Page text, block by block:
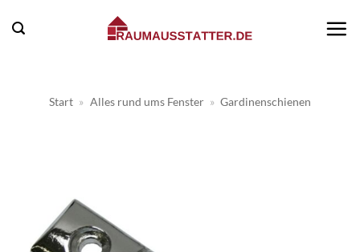
Inhalt
Start » Alles rund ums Fenster » Gardinenschienen